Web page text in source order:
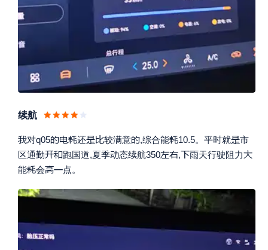
续航
我对q05还较满意,综合能10.5。平时就市
区通勤跑国道,夏季态续航350,天行驶阻力
能会点。